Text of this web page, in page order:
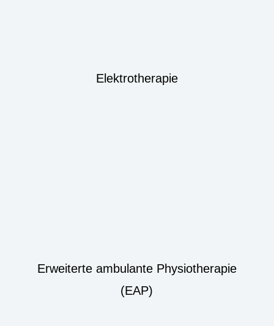
Elektrotherapie
Erweiterte ambulante Physiotherapie
(EAP)